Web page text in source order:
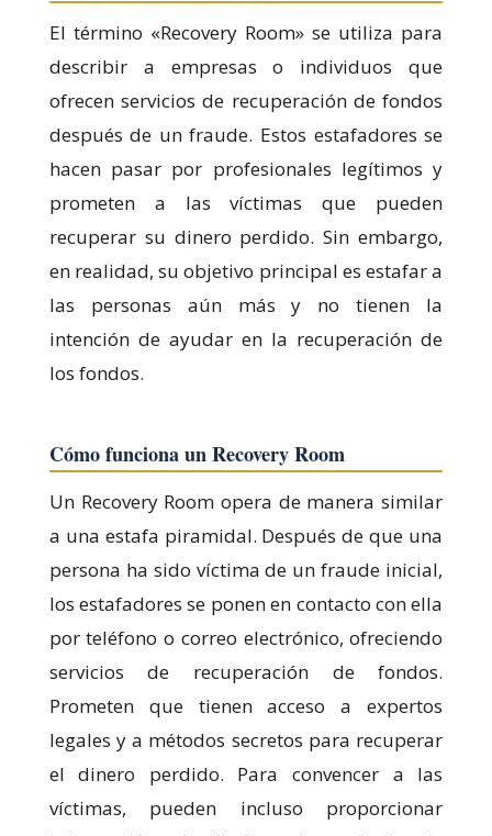
El término «Recovery Room» se utiliza para
describir a empresas o individuos que
ofrecen servicios de recuperación de fondos
después de un fraude. Estos estafadores se
hacen pasar por profesionales legítimos y
prometen a las víctimas que pueden
recuperar su dinero perdido. Sin embargo,
en realidad, su objetivo principal es estafar a
las personas aún más y no tienen la
intención de ayudar en la recuperación de
los fondos.
Cómo funciona un Recovery Room
Un Recovery Room opera de manera similar
a una estafa piramidal. Después de que una
persona ha sido víctima de un fraude inicial,
los estafadores se ponen en contacto con ella
por teléfono o correo electrónico, ofreciendo
servicios de recuperación de fondos.
Prometen que tienen acceso a expertos
legales y a métodos secretos para recuperar
el dinero perdido. Para convencer a las
víctimas, pueden incluso proporcionar